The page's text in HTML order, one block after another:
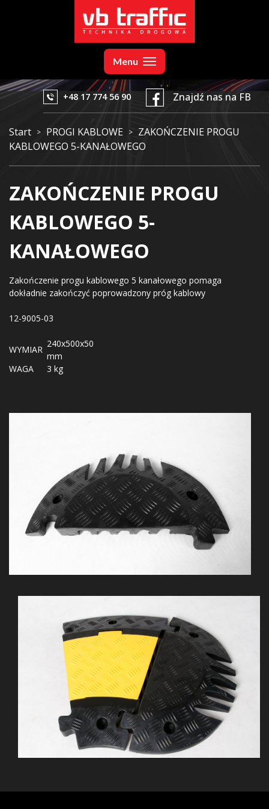
Menu
+48 17 774 56 90 Znajdź nas na FB
Start > PROGI KABLOWE > ZAKOŃCZENIE PROGU
KABLOWEGO 5-KANAŁOWEGO
ZAKOŃCZENIE PROGU
KABLOWEGO 5-
KANAŁOWEGO
Zakończenie progu kablowego 5 kanałowego pomaga
dokładnie zakończyć poprowadzony próg kablowy
12-9005-03
WYMIAR
240x500x50
mm
WAGA
3 kg